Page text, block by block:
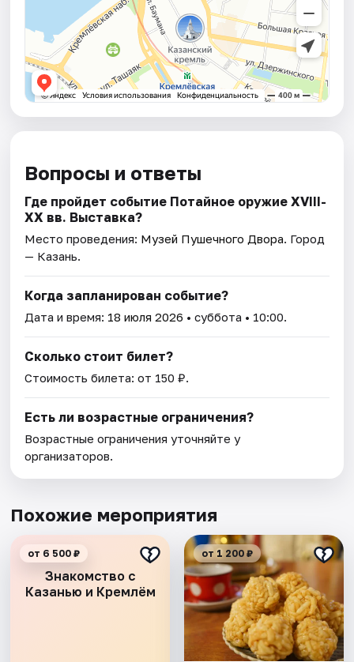
Вопросы и ответы
Где пройдет событие Потайное оружие XVIII-
XX вв. Выставка?
Место проведения: Музей Пушечного Двора. Город
— Казань.
Когда запланирован событие?
Дата и время: 18 июля 2026 • суббота • 10:00.
Сколько стоит билет?
Стоимость билета: от 150 ₽.
Есть ли возрастные ограничения?
Возрастные ограничения уточняйте у
организаторов.
Похожие мероприятия
Знакомство с
Казанью и Кремлём
от 6 500 ₽ от 1 200 ₽